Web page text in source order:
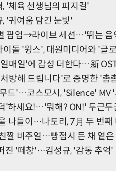
, '체육 선생님의 피지컬'
, '귀여움 담긴 눈빛'
팝업→라이브 세션…'뛰는 음
이돌 '윙스', 대원미디어와 '글
매일'에 감성 더한다…新
방해 드립니다'로 증명한 '촘
드'…코스모시, 'Silence' MV
'하세요!…'뭐해? ON!' 두근두
나들이…나토리, 7月 두 번째
짤 비주얼…빵접시 든 채 옅
진 '떼창'…김성규, '감동 추억'